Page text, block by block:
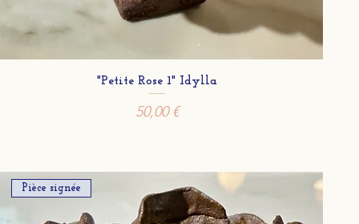
"Petite Rose 1" Idylla
Prix
50,00 €
Pièce signée